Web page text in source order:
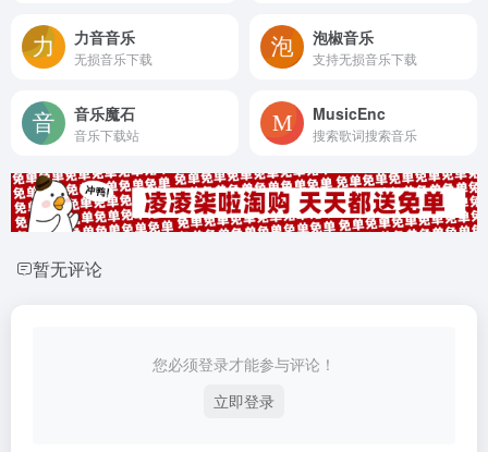
力音音乐
无损音乐下载
泡椒音乐
支持无损音乐下载
音乐魔石
音乐下载站
MusicEnc
搜索歌词搜索音乐
暂无评论
您必须登录才能参与评论！
立即登录